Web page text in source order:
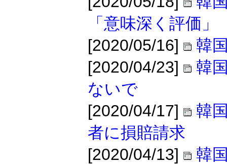
「意味深く評価」
[2020/05/16]
韓
[2020/04/23]
韓
ないで
[2020/04/17]
韓
者に損賠請求
[2020/04/13]
韓